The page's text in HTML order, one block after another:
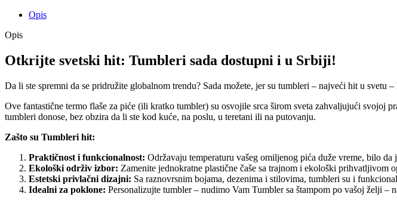
Opis
Opis
Otkrijte svetski hit: Tumbleri sada dostupni i u Srbiji!
Da li ste spremni da se pridružite globalnom trendu? Sada možete, jer su tumbleri – najveći hit u svetu
Ove fantastične termo flaše za piće (ili kratko tumbler) su osvojile srca širom sveta zahvaljujući svojoj
tumbleri donose, bez obzira da li ste kod kuće, na poslu, u teretani ili na putovanju.
Zašto su Tumbleri hit:
Praktičnost i funkcionalnost: Održavaju temperaturu vašeg omiljenog pića duže vreme, bilo
Ekološki održiv izbor: Zamenite jednokratne plastične čaše sa trajnom i ekološki
Estetski privlačni dizajni: Sa raznovrsnim bojama, dezenima i stilovima, tumbleri su i
Idealni za poklone: Personalizujte tumbler – nudimo Vam Tumbler sa štampom po vašoj želji